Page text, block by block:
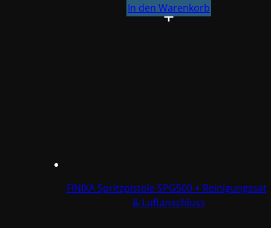
SET
SPG500
In den Warenkorb
FINIXA Spritzpistole SPG500 + Reinigungssatz
& Luftanschluss